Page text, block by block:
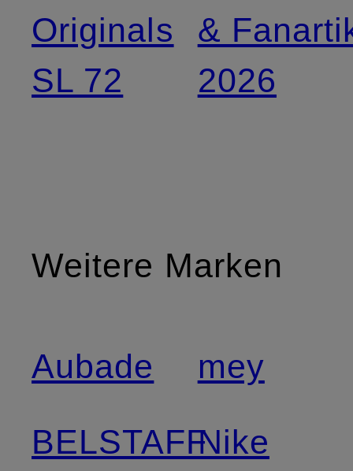
Originals
SL 72
&
2026
Weitere Marken
Aubade
BELSTAFF
mey
Nike